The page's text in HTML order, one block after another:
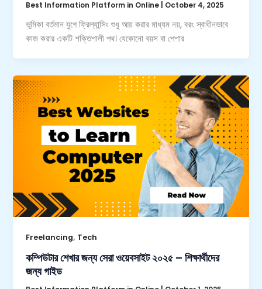
Best Information Platform in Online October 4, 2025
ভূমিকা বর্তমান যুগে ফ্রিল্যান্সিং শুধু আয় করার মাধ্যম নয়, বরং স্বাধীনভাবে
কাজ করার একটি শক্তিশালী পথ। যেকোনো বয়স বা পেশার
Freelancing, Tech
কম্পিউটার শেখার জন্য সেরা ওয়েবসাইট ২০২৫ – শিক্ষার্থীদের
জন্য গাইড